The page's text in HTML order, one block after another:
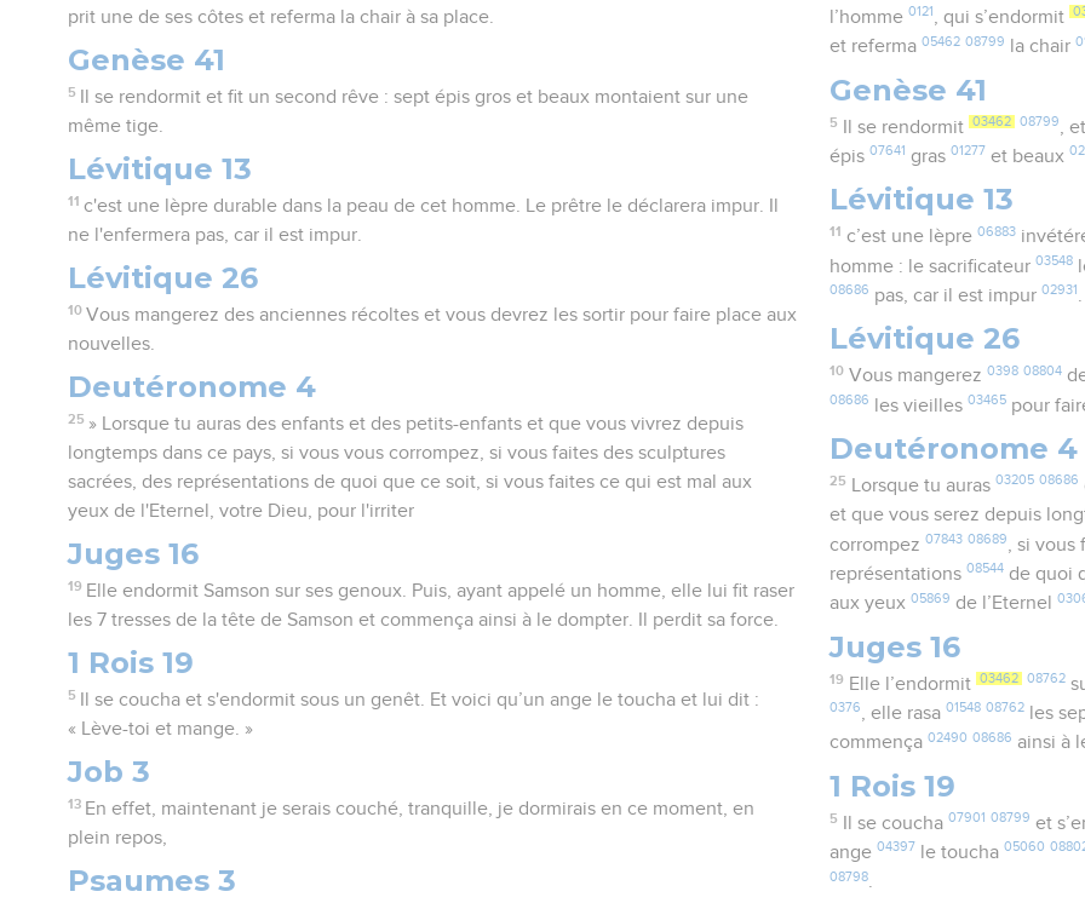
prit une de ses côtes et referma la chair à sa place.
Genèse 41
5
Il se rendormit et fit un second rêve : sept épis gros et beaux montaient sur une
même tige.
Lévitique 13
11 c'est une lèpre durable dans la peau de cet homme. Le prêtre le déclarera impur. Il
ne l'enfermera pas, car il est impur.
Lévitique 26
10 Vous mangerez des anciennes récoltes et vous devrez les sortir pour faire place aux
nouvelles.
Deutéronome 4
25 » Lorsque tu auras des enfants et des petits-enfants et que vous vivrez depuis
longtemps dans ce pays, si vous vous corrompez, si vous faites des sculptures
sacrées, des représentations de quoi que ce soit, si vous faites ce qui est mal aux
yeux de l'Eternel, votre Dieu, pour l'irriter
Juges 16
19 Elle endormit Samson sur ses genoux. Puis, ayant appelé un homme, elle lui fit raser
les 7 tresses de la tête de Samson et commença ainsi à le dompter. Il perdit sa force.
1 Rois 19
5
Il se coucha et s'endormit sous un genêt. Et voici qu’un ange le toucha et lui dit :
« Lève-toi et mange. »
Job 3
13 En effet, maintenant je serais couché, tranquille, je dormirais en ce moment, en
plein repos,
Psaumes 3
l’homme0121 , qui s’endormit
et referma05462 08799 la chair
Genèse 41
5 Il se rendormit 03462 08799 ,
épis07641 gras01277 et beaux
Lévitique 13
11 c’est une lèpre 06883
homme : le sacrificateur03548
08686 pas, car il est impur02931 .
Lévitique 26
10 Vous mangerez 0398 08804
08686 les vieilles03465 pour
Deutéronome 4
25 Lorsque tu auras 03205 08686
et que vous serez depuis
corrompez07843 08689 , si
représentations08544 de quoi
aux yeux05869 de l’Eternel
Juges 16
19 Elle l’endormit 03462 08762
0376, elle rasa01548 08762 les
commença02490 08686 ainsi à
1 Rois 19
5 Il se coucha 07901 08799 et
ange04397 le toucha05060
08798.